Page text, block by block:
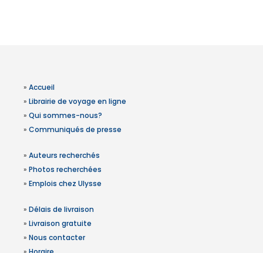
» Accueil
» Librairie de voyage en ligne
» Qui sommes-nous?
» Communiqués de presse
» Auteurs recherchés
» Photos recherchées
» Emplois chez Ulysse
» Délais de livraison
» Livraison gratuite
» Nous contacter